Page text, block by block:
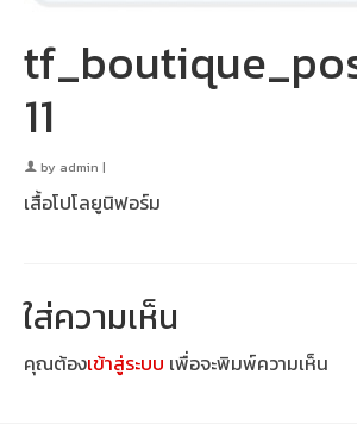
11
by admin |
เสื้อโปโลยูนิฟอร์ม
ใส่ความเห็น
คุณต้องเข้าสู่ระบบ เพื่อจะพิมพ์ความเห็น